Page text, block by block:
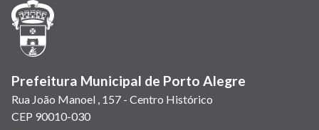
janela)
Prefeitura Municipal de Porto Alegre
Rua João Manoel , 157 - Centro Histórico
CEP 90010-030